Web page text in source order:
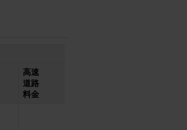
高速
道路
料金